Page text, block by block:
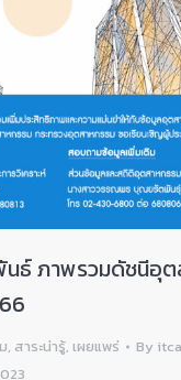
นธ์ ภาพรวมดัชนีอุต
, สาระน่ารู้, เผยแพร่ By